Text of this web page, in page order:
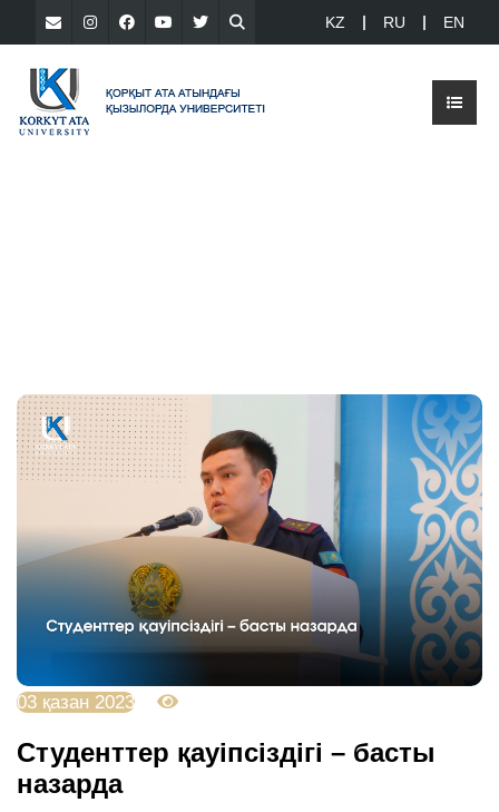
KZ RU EN
03 қазан 2023
Студенттер қауіпсіздігі – басты
назарда